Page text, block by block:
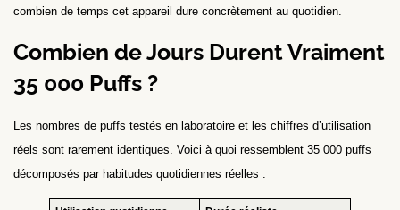
combien de temps cet appareil dure concrètement au quotidien.
Combien de Jours Durent Vraiment
35 000 Puffs ?
Les nombres de puffs testés en laboratoire et les chiffres d’utilisation
réels sont rarement identiques. Voici à quoi ressemblent 35 000 puffs
décomposés par habitudes quotidiennes réelles :